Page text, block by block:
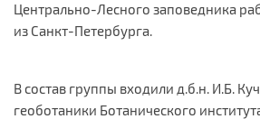
Центрально-Лесного заповедника
из Санкт-Петербурга.
В состав группы входили д.б.н. И.Б.
геоботаники Ботанического